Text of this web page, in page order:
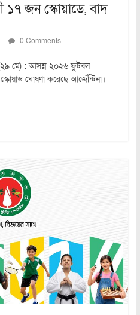
১৭ জন স্কোয়াডে, বাদ
0 Comments
(২৯ মে) : আসন্ন ২০২৬ ফুটবল
ঘোষণা করেছে আর্জেন্টিনা।